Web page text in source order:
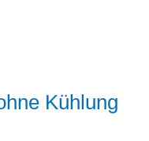
Kühlung